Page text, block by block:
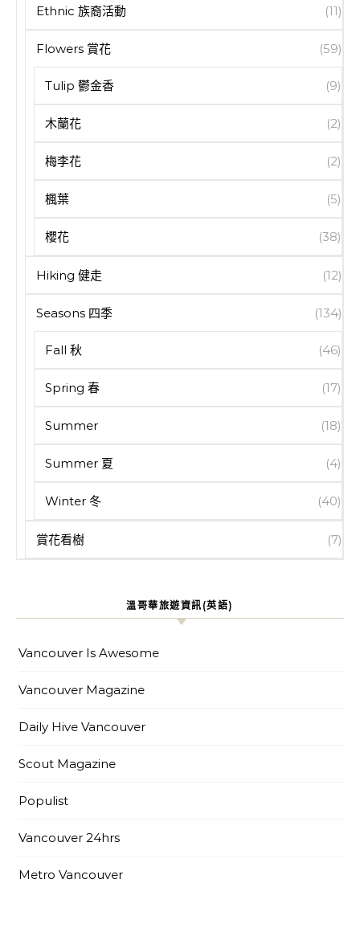
Ethnic 族裔活動 (11)
Flowers 賞花 (59)
Tulip 鬱金香 (9)
木蘭花 (2)
梅李花 (2)
楓葉 (5)
櫻花 (38)
Hiking 健走 (12)
Seasons 四季 (134)
Fall 秋 (46)
Spring 春 (17)
Summer (18)
Summer 夏 (4)
Winter 冬 (40)
賞花看樹 (7)
溫哥華旅遊資訊(英語)
Vancouver Is Awesome
Vancouver Magazine
Daily Hive Vancouver
Scout Magazine
Populist
Vancouver 24hrs
Metro Vancouver